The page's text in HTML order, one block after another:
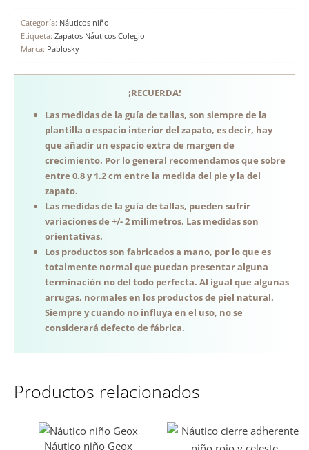
Categoría: Náuticos niño
Etiqueta: Zapatos Náuticos Colegio
Marca: Pablosky
¡RECUERDA!
Las medidas de la guía de tallas, son siempre de la
plantilla o espacio interior del zapato, es decir, hay
que añadir un espacio extra de margen de
crecimiento. Por lo general recomendamos que sobre
entre 0.8 y 1.2 cm entre la medida del pie y la del
zapato.
Las medidas de la guía de tallas, pueden sufrir
variaciones de +/- 2 milímetros. Las medidas son
orientativas.
Los productos son fabricados a mano, por lo que es
totalmente normal que puedan presentar alguna
terminación no del todo perfecta. Al igual que algunas
arrugas, normales en los productos de piel natural.
Siempre y cuando no influya en el uso, no se
considerará defecto de fábrica.
Productos relacionados
Náutico niño Geox